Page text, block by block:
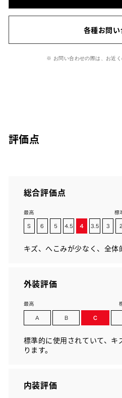
各種お問い
※ お問い合わせの際は、お近
評価点
総合評価点
キズ、へこみが少なく、全体
外装評価
標準的に使用されていて、キ
ります。
内装評価